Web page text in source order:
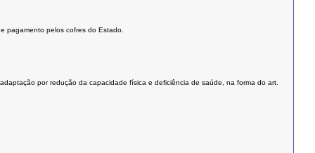
pagamento pelos cofres do Estado.
por redução da capacidade física e deficiência de saúde, na forma do art.